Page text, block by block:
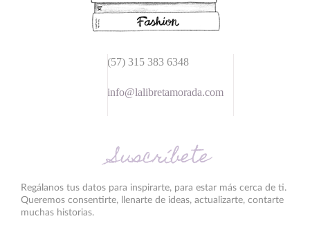
(57) 315 383 6348
info@lalibretamorada.com
Suscríbete
Regálanos tus datos para inspirarte, para estar más cerca de ti.
Queremos consentirte, llenarte de ideas, actualizarte, contarte
muchas historias.